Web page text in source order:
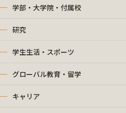
学部・大学院・付属校
研究
学生生活・スポーツ
グローバル教育・留学
キャリア